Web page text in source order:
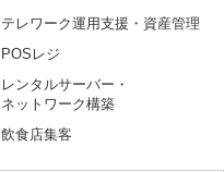
テレワーク運用支援・資産管理
POSレジ
レンタルサーバー・
ネットワーク構築
飲食店集客